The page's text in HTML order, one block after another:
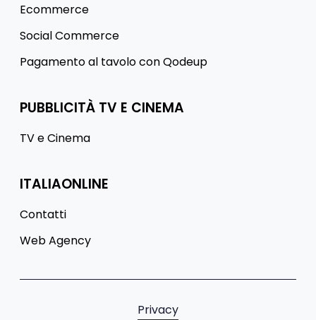
Ecommerce
Social Commerce
Pagamento al tavolo con Qodeup
PUBBLICITÀ TV E CINEMA
TV e Cinema
ITALIAONLINE
Contatti
Web Agency
Privacy